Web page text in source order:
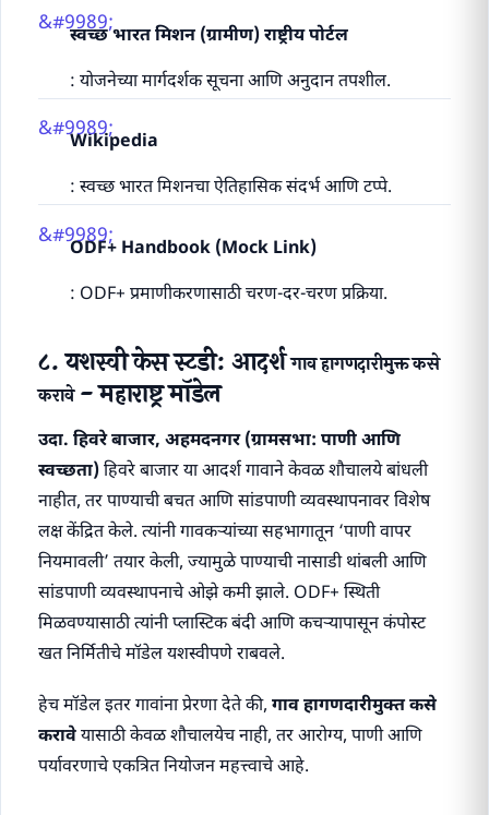
स्वच्छ भारत मिशन (ग्रामीण) राष्ट्रीय पोर्टल
: योजनेच्या मार्गदर्शक सूचना आणि अनुदान तपशील.
Wikipedia
: स्वच्छ भारत मिशनचा ऐतिहासिक संदर्भ आणि टप्पे.
ODF+ Handbook (Mock Link)
: ODF+ प्रमाणीकरणासाठी चरण-दर-चरण प्रक्रिया.
८. यशस्वी केस स्टडी: आदर्शगाव हागणदारीमुक्त कसे
करावे- महाराष्ट्र मॉडेल
उदा. हिवरे बाजार, अहमदनगर (ग्रामसभा: पाणी आणि
स्वच्छता)हिवरे बाजार या आदर्श गावाने केवळ शौचालये बांधली
नाहीत, तर पाण्याची बचत आणि सांडपाणी व्यवस्थापनावर विशेष
लक्ष केंद्रित केले. त्यांनी गावकऱ्यांच्या सहभागातून ‘पाणी वापर
नियमावली’ तयार केली, ज्यामुळे पाण्याची नासाडी थांबली आणि
सांडपाणी व्यवस्थापनाचे ओझे कमी झाले. ODF+ स्थिती
मिळवण्यासाठी त्यांनी प्लास्टिक बंदी आणि कचऱ्यापासून कंपोस्ट
खत निर्मितीचे मॉडेल यशस्वीपणे राबवले.
हेच मॉडेल इतर गावांना प्रेरणा देते की, गाव हागणदारीमुक्त कसे
करावेयासाठी केवळ शौचालयेच नाही, तर आरोग्य, पाणी आणि
पर्यावरणाचे एकत्रित नियोजन महत्त्वाचे आहे.